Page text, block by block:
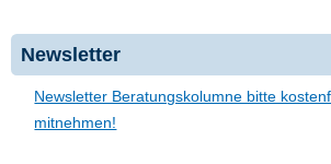
Newsletter
Newsletter Beratungskolumne bitte
mitnehmen!